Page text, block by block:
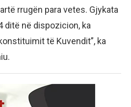
rrugën para vetes. Gjykata
ditë në dispozicion, ka
të Kuvendit”, ka